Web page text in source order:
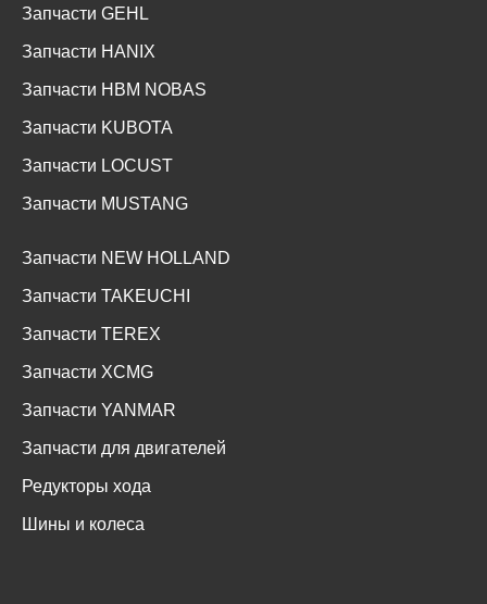
Запчасти GEHL
Запчасти HANIX
Запчасти HBM NOBAS
Запчасти KUBOTA
Запчасти LOCUST
Запчасти MUSTANG
Запчасти NEW HOLLAND
Запчасти TAKEUCHI
Запчасти TEREX
Запчасти XCMG
Запчасти YANMAR
Запчасти для двигателей
Редукторы хода
Шины и колеса